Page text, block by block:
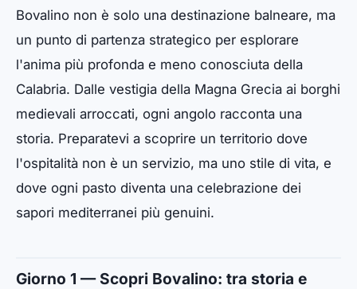
Bovalino non è solo una destinazione balneare, ma
un punto di partenza strategico per esplorare
l'anima più profonda e meno conosciuta della
Calabria. Dalle vestigia della Magna Grecia ai borghi
medievali arroccati, ogni angolo racconta una
storia. Preparatevi a scoprire un territorio dove
l'ospitalità non è un servizio, ma uno stile di vita, e
dove ogni pasto diventa una celebrazione dei
sapori mediterranei più genuini.
Giorno 1 — Scopri Bovalino: tra storia e